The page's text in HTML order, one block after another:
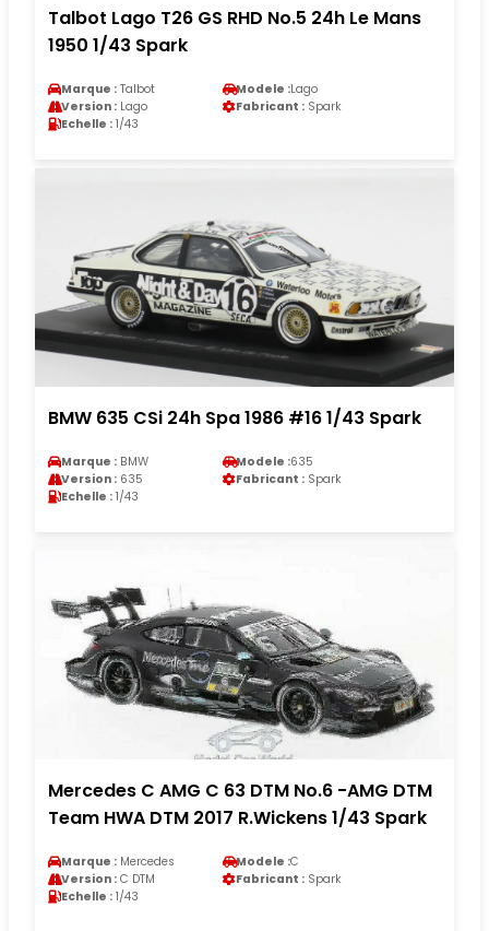
Talbot Lago T26 GS RHD No.5 24h Le Mans
1950 1/43 Spark
Marque : Talbot Modele :Lago
Version : Lago Fabricant : Spark
Echelle : 1/43
BMW 635 CSi 24h Spa 1986 #16 1/43 Spark
Marque : BMW Modele :635
Version : 635 Fabricant : Spark
Echelle : 1/43
Mercedes C AMG C 63 DTM No.6 -AMG DTM
Team HWA DTM 2017 R.Wickens 1/43 Spark
Marque : Mercedes Modele :C
Version : C DTM Fabricant : Spark
Echelle : 1/43